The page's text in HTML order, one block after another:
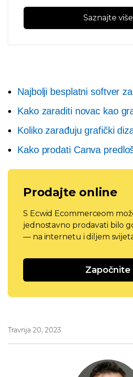
Saznajte više
Najbolji besplatni softver
Kako zaraditi novac kao
Koliko zarađuju grafički
Kako prodati Canva
Prodajte online
S Ecwid Ecommerceom
jednostavno prodavati bilo
— na internetu i diljem
Započnite
Travnja 20, 2023